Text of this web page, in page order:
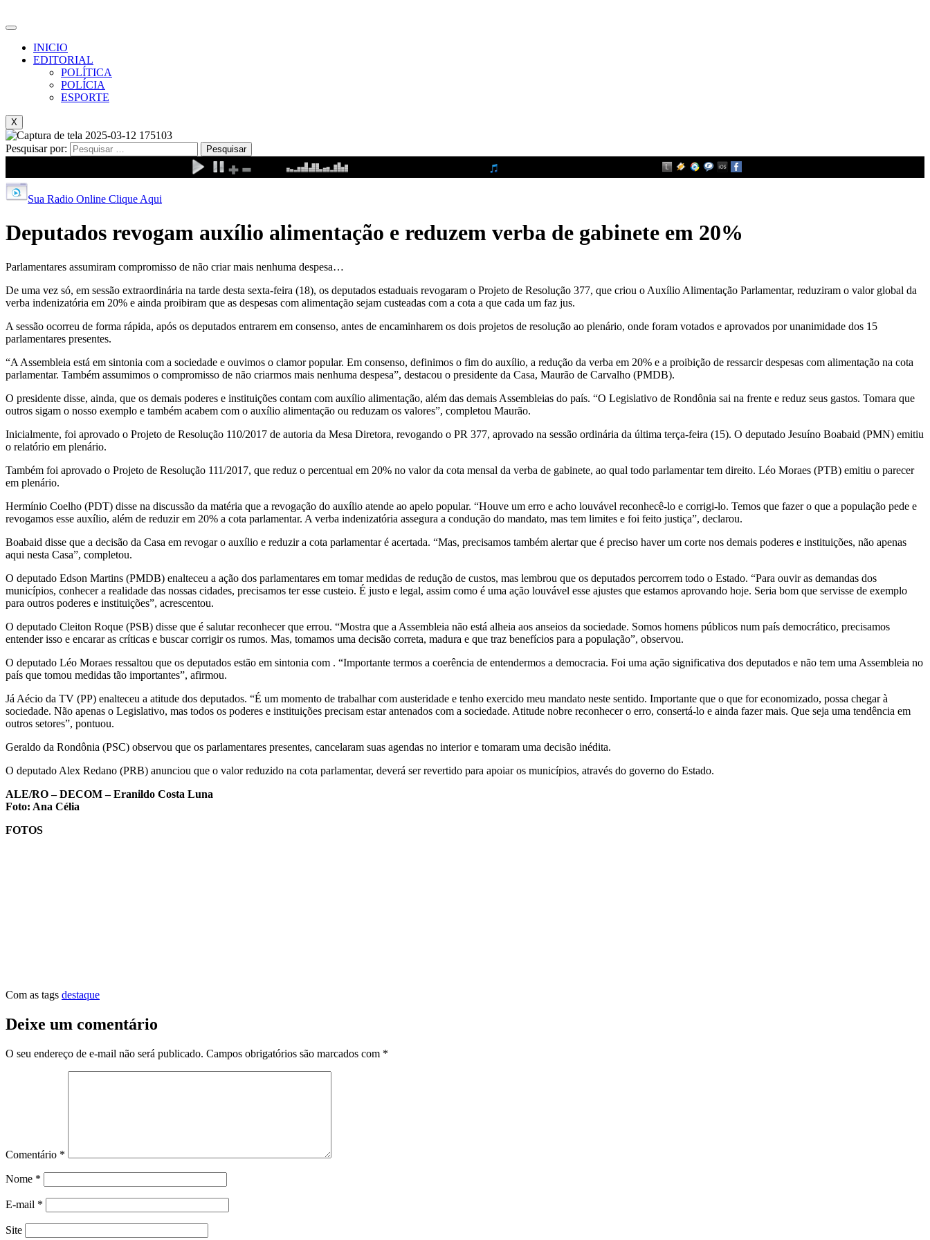
INICIO
EDITORIAL
POLÍTICA
POLÍCIA
ESPORTE
X
Pesquisar por:
Sua Radio Online Clique Aqui
Deputados revogam auxílio alimentação e reduzem verba de gabinete em 20%
Parlamentares assumiram compromisso de não criar mais nenhuma despesa…
De uma vez só, em sessão extraordinária na tarde desta sexta-feira (18), os deputados estaduais revogaram o Projeto de Resolução 377, que criou o Auxílio Alimentação Parlamentar, reduziram o valor global da
verba indenizatória em 20% e ainda proibiram que as despesas com alimentação sejam custeadas com a cota a que cada um faz jus.
A sessão ocorreu de forma rápida, após os deputados entrarem em consenso, antes de encaminharem os dois projetos de resolução ao plenário, onde foram votados e aprovados por unanimidade dos 15
parlamentares presentes.
“A Assembleia está em sintonia com a sociedade e ouvimos o clamor popular. Em consenso, definimos o fim do auxílio, a redução da verba em 20% e a proibição de ressarcir despesas com alimentação na cota
parlamentar. Também assumimos o compromisso de não criarmos mais nenhuma despesa”, destacou o presidente da Casa, Maurão de Carvalho (PMDB).
O presidente disse, ainda, que os demais poderes e instituições contam com auxílio alimentação, além das demais Assembleias do país. “O Legislativo de Rondônia sai na frente e reduz seus gastos. Tomara que
outros sigam o nosso exemplo e também acabem com o auxílio alimentação ou reduzam os valores”, completou Maurão.
Inicialmente, foi aprovado o Projeto de Resolução 110/2017 de autoria da Mesa Diretora, revogando o PR 377, aprovado na sessão ordinária da última terça-feira (15). O deputado Jesuíno Boabaid (PMN) emitiu
o relatório em plenário.
Também foi aprovado o Projeto de Resolução 111/2017, que reduz o percentual em 20% no valor da cota mensal da verba de gabinete, ao qual todo parlamentar tem direito. Léo Moraes (PTB) emitiu o parecer
em plenário.
Hermínio Coelho (PDT) disse na discussão da matéria que a revogação do auxílio atende ao apelo popular. “Houve um erro e acho louvável reconhecê-lo e corrigi-lo. Temos que fazer o que a população pede e
revogamos esse auxílio, além de reduzir em 20% a cota parlamentar. A verba indenizatória assegura a condução do mandato, mas tem limites e foi feito justiça”, declarou.
Boabaid disse que a decisão da Casa em revogar o auxílio e reduzir a cota parlamentar é acertada. “Mas, precisamos também alertar que é preciso haver um corte nos demais poderes e instituições, não apenas
aqui nesta Casa”, completou.
O deputado Edson Martins (PMDB) enalteceu a ação dos parlamentares em tomar medidas de redução de custos, mas lembrou que os deputados percorrem todo o Estado. “Para ouvir as demandas dos
municípios, conhecer a realidade das nossas cidades, precisamos ter esse custeio. É justo e legal, assim como é uma ação louvável esse ajustes que estamos aprovando hoje. Seria bom que servisse de exemplo
para outros poderes e instituições”, acrescentou.
O deputado Cleiton Roque (PSB) disse que é salutar reconhecer que errou. “Mostra que a Assembleia não está alheia aos anseios da sociedade. Somos homens públicos num país democrático, precisamos
entender isso e encarar as críticas e buscar corrigir os rumos. Mas, tomamos uma decisão correta, madura e que traz benefícios para a população”, observou.
O deputado Léo Moraes ressaltou que os deputados estão em sintonia com . “Importante termos a coerência de entendermos a democracia. Foi uma ação significativa dos deputados e não tem uma Assembleia no
país que tomou medidas tão importantes”, afirmou.
Já Aécio da TV (PP) enalteceu a atitude dos deputados. “É um momento de trabalhar com austeridade e tenho exercido meu mandato neste sentido. Importante que o que for economizado, possa chegar à
sociedade. Não apenas o Legislativo, mas todos os poderes e instituições precisam estar antenados com a sociedade. Atitude nobre reconhecer o erro, consertá-lo e ainda fazer mais. Que seja uma tendência em
outros setores”, pontuou.
Geraldo da Rondônia (PSC) observou que os parlamentares presentes, cancelaram suas agendas no interior e tomaram uma decisão inédita.
O deputado Alex Redano (PRB) anunciou que o valor reduzido na cota parlamentar, deverá ser revertido para apoiar os municípios, através do governo do Estado.
ALE/RO – DECOM – Eranildo Costa Luna
Foto: Ana Célia
FOTOS
Com as tags destaque
Deixe um comentário
O seu endereço de e-mail não será publicado. Campos obrigatórios são marcados com *
Comentário *
Nome *
E-mail *
Site